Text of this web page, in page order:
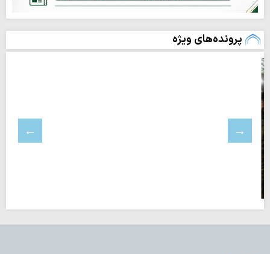
پرونده‌های ویژه